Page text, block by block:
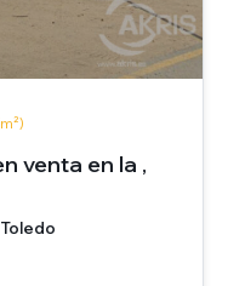
venta en la ,